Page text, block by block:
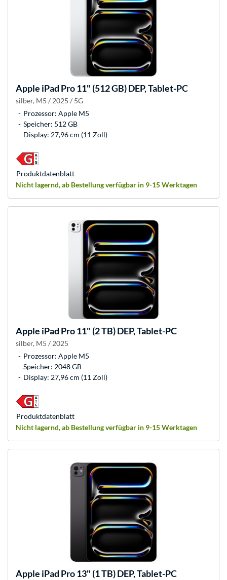
Apple iPad Pro 11" (512 GB) DEP, Tablet-PC
silber, M5 / 2025 / 5G
Prozessor: Apple M5
Speicher: 512 GB
Display: 27,96 cm (11 Zoll)
Nicht lagernd, ab Bestellung verfügbar in 9-15 Werktagen
Produkt­datenblatt
Apple iPad Pro 11" (2 TB) DEP, Tablet-PC
silber, M5 / 2025
Prozessor: Apple M5
Speicher: 2048 GB
Display: 27,96 cm (11 Zoll)
Nicht lagernd, ab Bestellung verfügbar in 9-15 Werktagen
Produkt­datenblatt
Apple iPad Pro 13" (1 TB) DEP, Tablet-PC